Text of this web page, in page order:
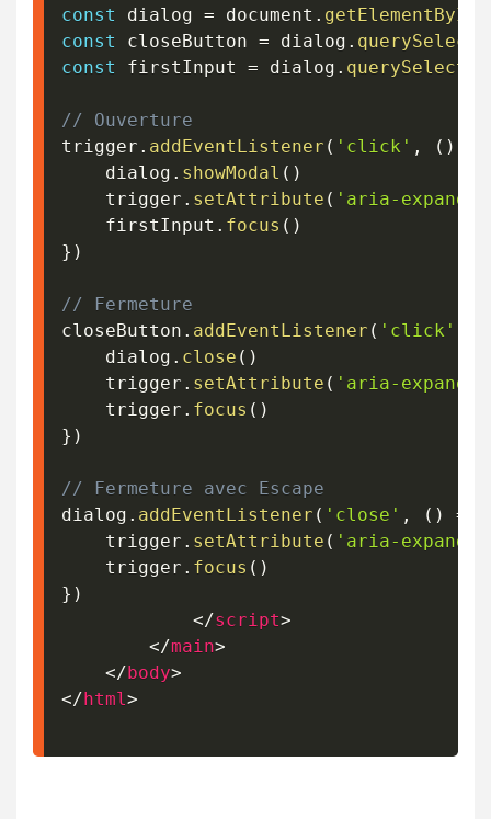
const
dialog = document . getElementById
const
closeButton = dialog .
const
firstInput = dialog . querySelector
// Ouverture
trigger . addEventListener ( 'click' , ( )
    dialog
. showModal ( )
    trigger
. setAttribute ( 'aria-
    firstInput
. focus ( )
} )
// Fermeture
closeButton . addEventListener ( 'click'
    dialog
. close ( )
    trigger
. setAttribute ( 'aria-
    trigger
. focus ( )
} )
// Fermeture avec Escape
dialog . addEventListener ( 'close' , ( ) =>
    trigger
. setAttribute ( 'aria-
    trigger
. focus ( )
} )
</script>
</main>
</body>
</html >